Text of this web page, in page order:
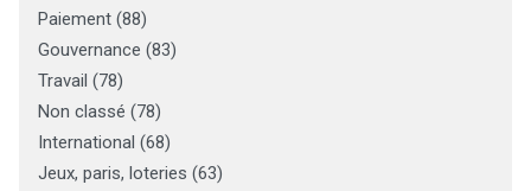
Travail (78)
Paiement (88)
International (68)
Gouvernance (83)
Jeux, paris, loteries (63)
Non classé (78)